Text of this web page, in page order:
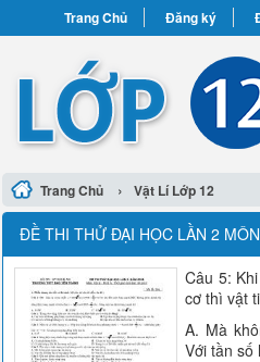
Trang Chủ Đăng ký
Trang Chủ › Vật Lí Lớp 12
ĐỀ THI THỬ ĐẠI HỌC LẦN 2
Câu 5:
cơ thì vật
A. Mà
Với tần số